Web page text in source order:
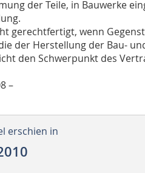
der Teile, in Bauwerke
ge­­rechtfertigt, wenn
der Herstellung der Bau-
den Schwerpunkt des
–
erschien in